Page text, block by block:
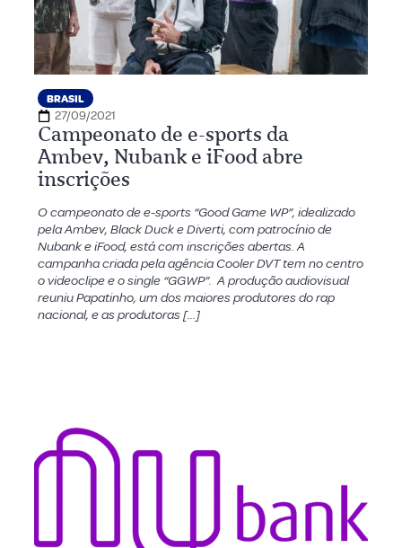
BRASIL
27/09/2021
Campeonato de e-sports da
Ambev, Nubank e iFood abre
inscrições
O campeonato de e-sports “Good Game WP”, idealizado
pela Ambev, Black Duck e Diverti, com patrocínio de
Nubank e iFood, está com inscrições abertas. A
campanha criada pela agência Cooler DVT tem no centro
o videoclipe e o single “GGWP”. A produção audiovisual
reuniu Papatinho, um dos maiores produtores do rap
nacional, e as produtoras […]